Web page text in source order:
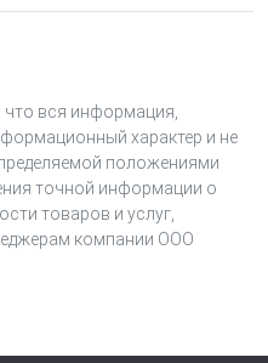
устройствами;
устройств;
работы модуля и
прибором;
и управлять
АЛС приемно-
вся информация,
характер и не
положениями
точной информации о
товаров и услуг,
компании ООО